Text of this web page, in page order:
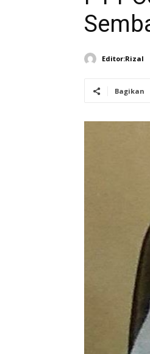
Editor:Rizal
Bagikan